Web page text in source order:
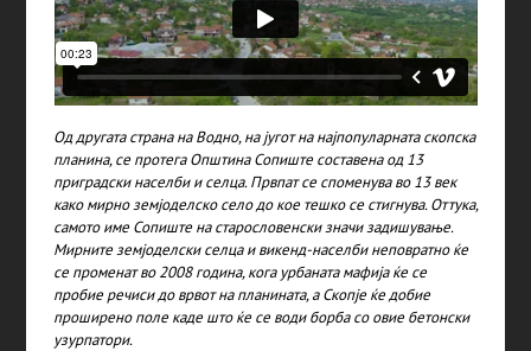
Од другата страна на Водно, на југот на најпопуларната скопска
планина, се протега Општина Сопиште составена од 13
приградски населби и селца. Првпат се споменува во 13 век
како мирно земјоделско село до кое тешко се стигнува. Оттука,
самото име Сопиште на старословенски значи задишување.
Мирните земјоделски селца и викенд-населби неповратно ќе
се променат во 2008 година, кога урбаната мафија ќе се
пробие речиси до врвот на планината, а Скопје ќе добие
проширено поле каде што ќе се води борба со овие бетонски
узурпатори.